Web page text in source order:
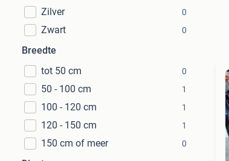
Zilver 0
Zwart 0
Breedte
tot 50 cm
0
50 - 100 cm 1
100 - 120 cm 1
120 - 150 cm 1
150 cm of meer 0